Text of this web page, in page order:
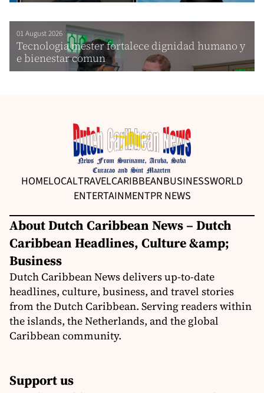
01 August 2026
Tecnologia mester fortalece dignidad humano y
e bienestar comun
HOMELOCALTRAVELCARIBBEANBUSINESSWORLD
ENTERTAINMENTPR NEWS
About Dutch Caribbean News – Dutch
Caribbean Headlines, Culture &amp;
Business
Dutch Caribbean News delivers up-to-date
headlines, culture, business, and travel stories
from the Dutch Caribbean. Serving readers within
the islands, the Netherlands, and the global
Caribbean community.
Support us